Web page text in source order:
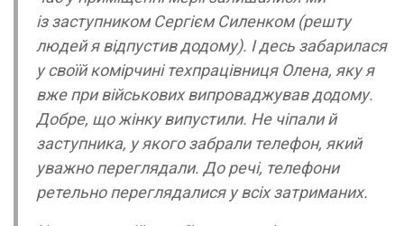
із заступником Сергієм Силенком (решту
людей я відпустив додому). І десь забарилася
у своїй комірчині техпрацівниця Олена, яку я
вже при військових випроваджував додому.
Добре, що жінку випустили. Не чіпали й
заступника, у якого забрали телефон, який
уважно переглядали. До речі, телефони
ретельно переглядалися у всіх затриманих.